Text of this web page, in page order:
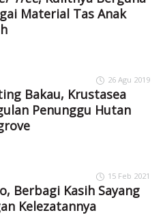
Material Tas Anak
26 Agu 2019
Bakau, Krustasea
Penunggu Hutan
15 Feb 2021
Berbagi Kasih Sayang
Kelezatannya